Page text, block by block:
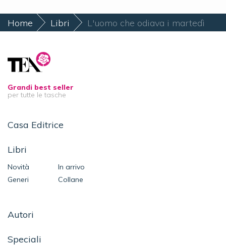
Home Libri L'uomo che odiava i martedì
Grandi best seller
per tutte le tasche
Casa Editrice
Libri
Novità
In arrivo
Generi
Collane
Autori
Speciali